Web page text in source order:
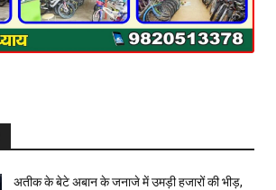
अतीक के बेटे अबान के जनाजे में उमड़ी हजारों की भीड़,